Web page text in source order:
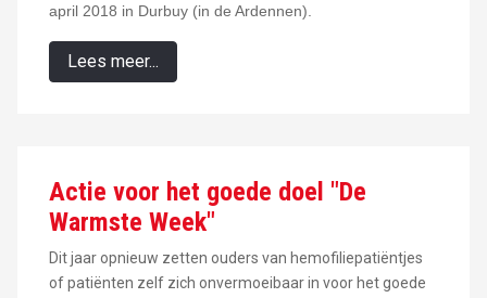
april 2018 in Durbuy (in de Ardennen).
Lees meer...
Actie voor het goede doel "De
Warmste Week"
Dit jaar opnieuw zetten ouders van hemofiliepatiëntjes
of patiënten zelf zich onvermoeibaar in voor het goede